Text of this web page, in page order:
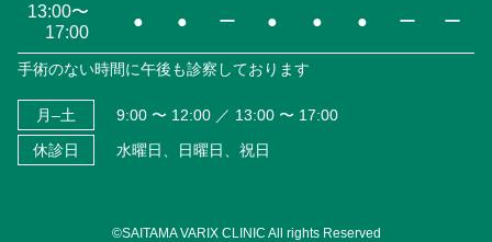
13:00〜
17:00
● ● ー ● ● ● ー ー
手術のない時間に午後も診察しております
月–土
9:00 〜 12:00 ／ 13:00 〜 17:00
休診日
水曜日、日曜日、祝日
©SAITAMA VARIX CLINIC All rights Reserved